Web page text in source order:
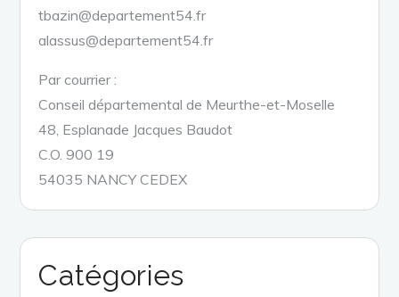
tbazin@departement54.fr
alassus@departement54.fr
Par courrier :
Conseil départemental de Meurthe-et-Moselle
48, Esplanade Jacques Baudot
C.O. 900 19
54035 NANCY CEDEX
Catégories